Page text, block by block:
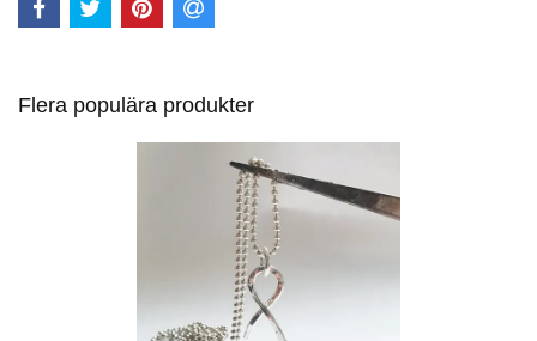
Flera populära produkter